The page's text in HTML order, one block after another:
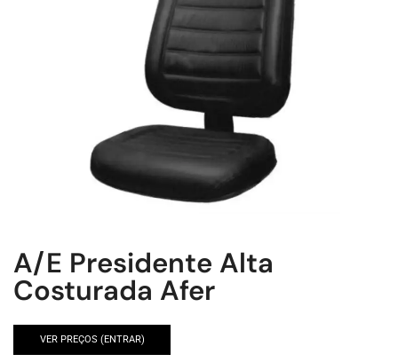
A/E Presidente Alta
Costurada Afer
VER PREÇOS (ENTRAR)